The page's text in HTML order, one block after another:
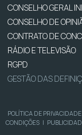
CONSELHO GERAL
CONSELHO DE
CONTRATO DE
RÁDIO E TELEVISÃO
RGPD
GESTÃO DAS
POLÍTICA DE PRIVACIDADE
CONDIÇÕES |